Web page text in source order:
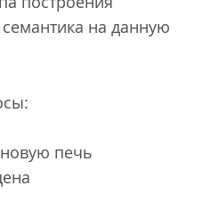
на данную
печь